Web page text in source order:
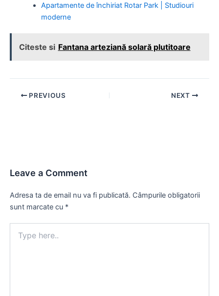
Apartamente de închiriat Rotar Park | Studiouri
moderne
Citeste si Fantana arteziană solară plutitoare
Post PREVIOUS NEXT
Leave a Comment
Adresa ta de email nu va fi publicată. Câmpurile obligatorii
sunt marcate cu *
here..